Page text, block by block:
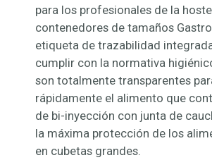
para los profesionales de la
contenedores de tamaños
etiqueta de trazabilidad
cumplir con la normativa
son totalmente transparentes
rápidamente el alimento que
de bi-inyección con junta de
la máxima protección de los
en cubetas grandes.